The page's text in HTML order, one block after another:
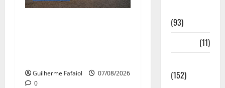
Guilherme Fafaiol
07/08/2026
0
(93)
(11)
(152)